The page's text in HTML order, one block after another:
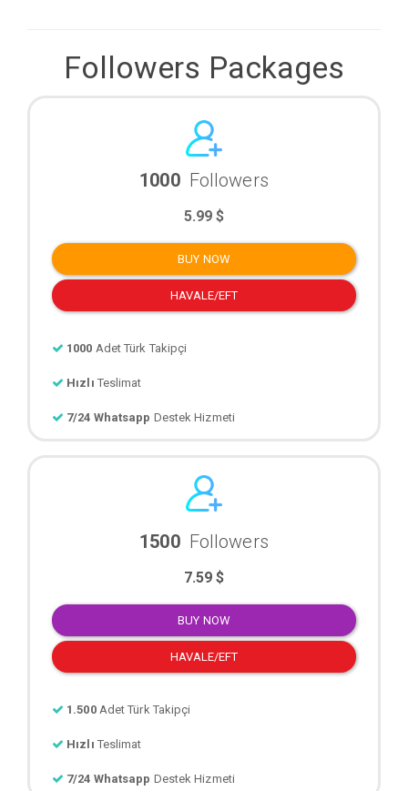
Followers Packages
1000 Followers
5.99 $
BUY NOW
HAVALE/EFT
1000 Adet Türk Takipçi
Hızlı Teslimat
7/24 Whatsapp Destek Hizmeti
1500 Followers
7.59 $
BUY NOW
HAVALE/EFT
1.500 Adet Türk Takipçi
Hızlı Teslimat
7/24 Whatsapp Destek Hizmeti